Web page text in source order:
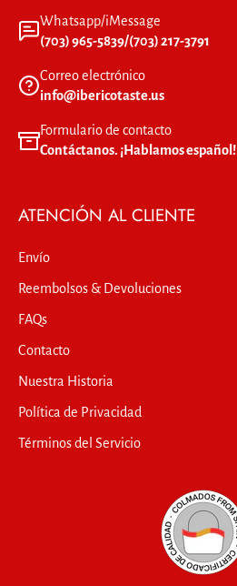
Whatsapp/iMessage
(703) 965-5839/(703) 217-3791
Correo electrónico
info@ibericotaste.us
Formulario de contacto
Contáctanos. ¡Hablamos español!
ATENCIÓN AL CLIENTE
Envío
Reembolsos & Devoluciones
FAQs
Contacto
Nuestra Historia
Política de Privacidad
Términos del Servicio